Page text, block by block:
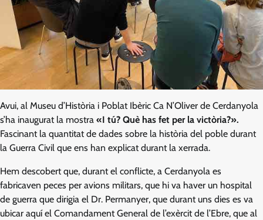
Avui, al Museu d’Història i Poblat Ibèric Ca N’Oliver de Cerdanyola
s’ha inaugurat la mostra «I tú? Què has fet per la victòria?».
Fascinant la quantitat de dades sobre la història del poble durant
la Guerra Civil que ens han explicat durant la xerrada.
Hem descobert que, durant el conflicte, a Cerdanyola es
fabricaven peces per avions militars, que hi va haver un hospital
de guerra que dirigia el Dr. Permanyer, que durant uns dies es va
ubicar aquí el Comandament General de l’exèrcit de l’Ebre, que al